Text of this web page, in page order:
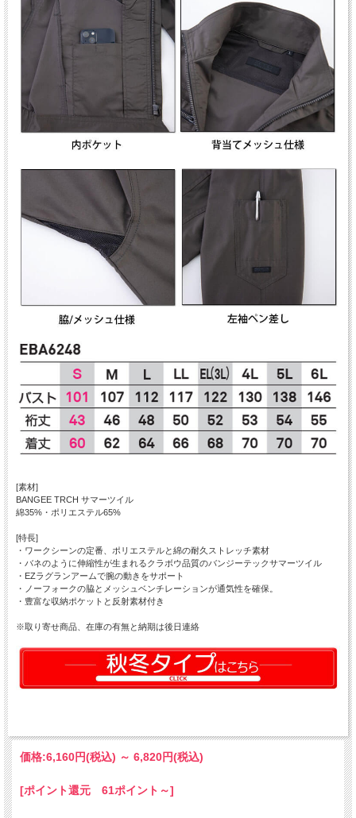
[素材]
BANGEE TRCH サマーツイル
綿35%・ポリエステル65%
[特長]
・ワークシーンの定番、ポリエステルと綿の耐久ストレッチ素材
・バネのように伸縮性が生まれるクラボウ品質のバンジーテックサマーツイル
・EZラグランアームで腕の動きをサポート
・ノーフォークの脇とメッシュベンチレーションが通気性を確保。
・豊富な収納ポケットと反射素材付き
※取り寄せ商品、在庫の有無と納期は後日連絡
価格:6,160円(税込) ～ 6,820円(税込)
[ポイント還元 61ポイント～]